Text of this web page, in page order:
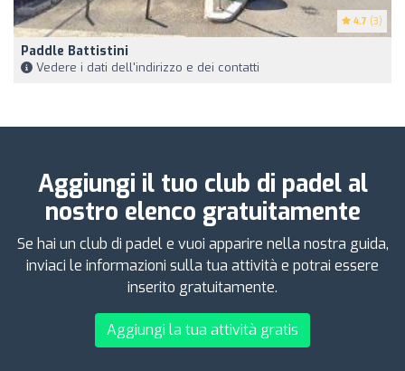
4.7 (3)
Paddle Battistini
Vedere i dati dell'indirizzo e dei contatti
Aggiungi il tuo club di padel al
nostro elenco gratuitamente
Se hai un club di padel e vuoi apparire nella nostra guida,
inviaci le informazioni sulla tua attività e potrai essere
inserito gratuitamente.
Aggiungi la tua attività gratis